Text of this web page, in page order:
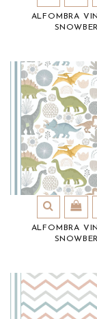
ALFOMBRA
SNOWBER
ALFOMBRA
SNOWBER